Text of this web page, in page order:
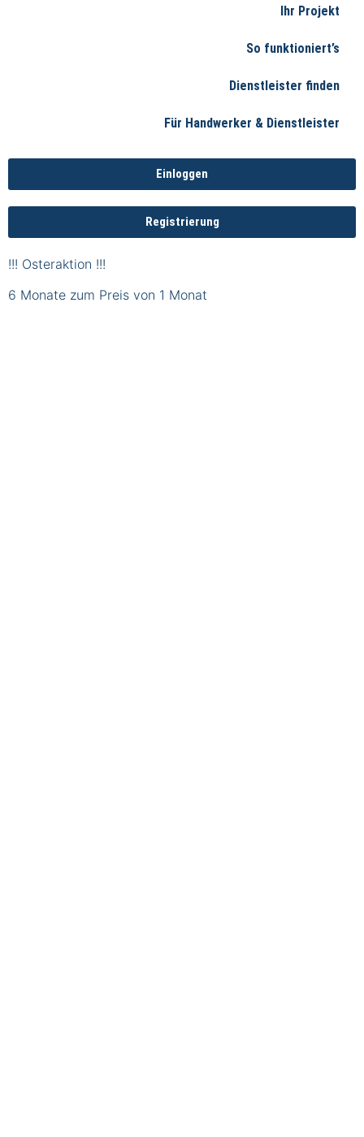
Ihr Projekt
So funktioniert’s
Dienstleister finden
Für Handwerker & Dienstleister
Einloggen
Registrierung
!!! Osteraktion !!!
6 Monate zum Preis von 1 Monat